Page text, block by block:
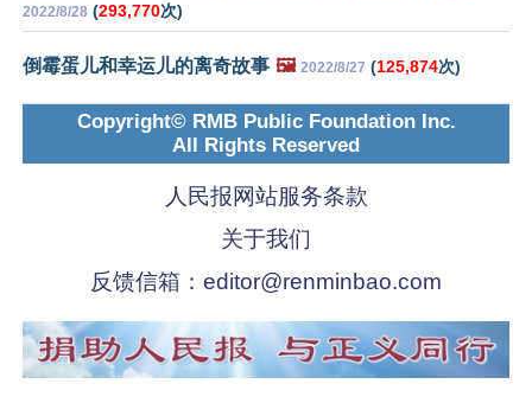
2022/8/28 (293,770次)
倒霉蛋儿和幸运儿的离奇故事 🖼️ 2022/8/27 (125,874次)
Copyright© RMB Public Foundation Inc.
All Rights Reserved
人民报网站服务条款
关于我们
反馈信箱： editor@renminbao.com